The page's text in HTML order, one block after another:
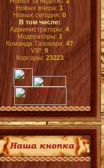
Новых вчера:1
Новых сегодня: 0
В том числе:
Администраторы: 4
Модераторы: 1
Команда Тазовара:47
VIP: 9
Корсары: 23223